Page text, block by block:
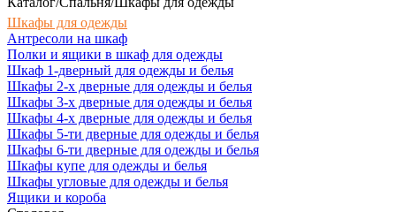
Шкафы для одежды
Антресоли на шкаф
Полки и ящики в шкаф для одежды
Шкаф 1-дверный для одежды и белья
Шкафы 2-х дверные для одежды и белья
Шкафы 3-х дверные для одежды и белья
Шкафы 4-х дверные для одежды и белья
Шкафы 5-ти дверные для одежды и белья
Шкафы 6-ти дверные для одежды и белья
Шкафы купе для одежды и белья
Шкафы угловые для одежды и белья
Ящики и короба